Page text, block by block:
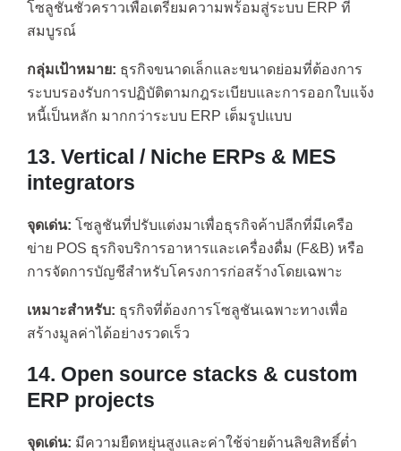
โซลูชันชั่วคราวเพื่อเตรียมความพร้อมสู่ระบบ ERP ที่
สมบูรณ์
กลุ่มเป้าหมาย: ธุรกิจขนาดเล็กและขนาดย่อมที่ต้องการ
ระบบรองรับการปฏิบัติตามกฎระเบียบและการออกใบแจ้ง
หนี้เป็นหลัก มากกว่าระบบ ERP เต็มรูปแบบ
13. Vertical / Niche ERPs & MES
integrators
จุดเด่น: โซลูชันที่ปรับแต่งมาเพื่อธุรกิจค้าปลีกที่มีเครือ
ข่าย POS ธุรกิจบริการอาหารและเครื่องดื่ม (F&B) หรือ
การจัดการบัญชีสำหรับโครงการก่อสร้างโดยเฉพาะ
เหมาะสำหรับ: ธุรกิจที่ต้องการโซลูชันเฉพาะทางเพื่อ
สร้างมูลค่าได้อย่างรวดเร็ว
14. Open source stacks & custom
ERP projects
จุดเด่น: มีความยืดหยุ่นสูงและค่าใช้จ่ายด้านลิขสิทธิ์ต่ำ